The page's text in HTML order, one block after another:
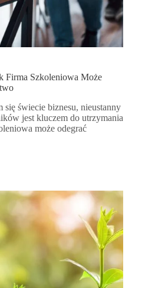
Firma Szkoleniowa Może
świecie biznesu, nieustanny
jest kluczem do utrzymania
może odegrać